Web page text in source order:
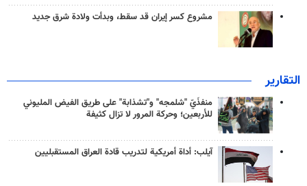
مشروع كسر إيران قد سقط، وبدأت ولادة شرق جديد
التقارير
منفذَيّ "شلمجه" و"تشذابة" على طريق الفيض المليوني
للأربعين؛ وحركة المرور لا تزال كثيفة
آيلب: أداة أمريكية لتدريب قادة العراق المستقبليين